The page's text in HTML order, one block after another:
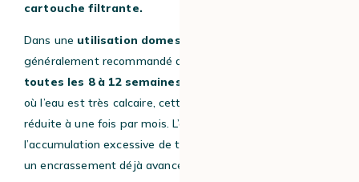
cartouche filtrante.
Dans une utilisation domestique classique
généralement recommandé d’effectuer un détartrage
toutes les 8 à 12 semaines
où l’eau est très calcaire, cette fréquence peut être
réduite à une fois par mois. L’objectif est de prévenir
l’accumulation excessive de tartre plutôt que de corriger
un encrassement déjà avancé.